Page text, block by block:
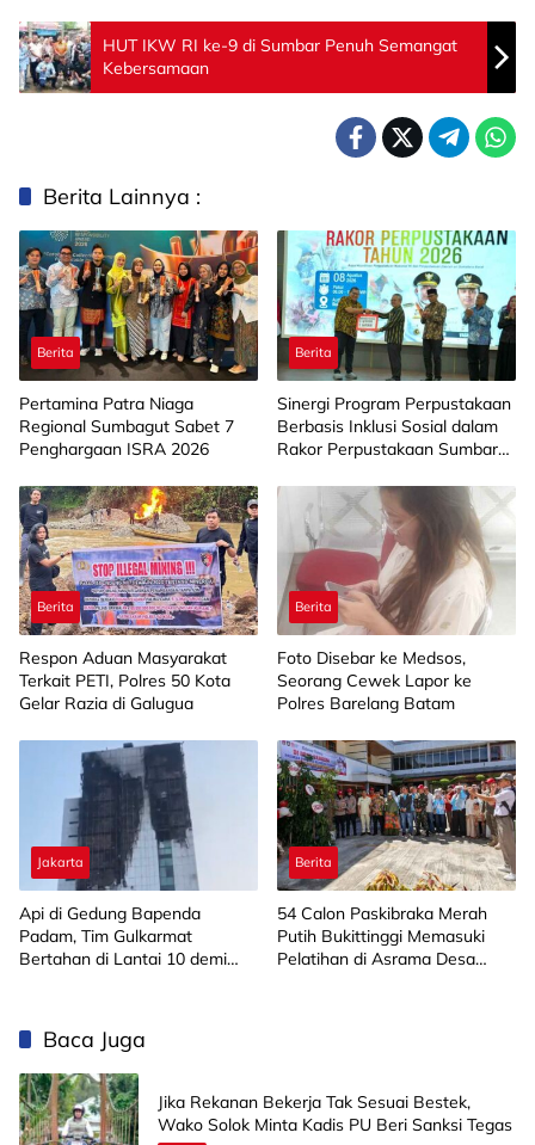
HUT IKW RI ke-9 di Sumbar Penuh Semangat
Kebersamaan
Berita Lainnya :
Berita
Pertamina Patra Niaga
Regional Sumbagut Sabet 7
Penghargaan ISRA 2026
Berita
Sinergi Program Perpustakaan
Berbasis Inklusi Sosial dalam
Rakor Perpustakaan Sumbar
Berita
Respon Aduan Masyarakat
Terkait PETI, Polres 50 Kota
Gelar Razia di Galugua
Berita
Foto Disebar ke Medsos,
Seorang Cewek Lapor ke
Polres Barelang Batam
Jakarta
Api di Gedung Bapenda
Padam, Tim Gulkarmat
Bertahan di Lantai 10 demi
Berita
‎54 Calon Paskibraka Merah
Putih Bukittinggi Memasuki
Pelatihan di Asrama Desa
Baca Juga
Jika Rekanan Bekerja Tak Sesuai Bestek,
Wako Solok Minta Kadis PU Beri Sanksi Tegas